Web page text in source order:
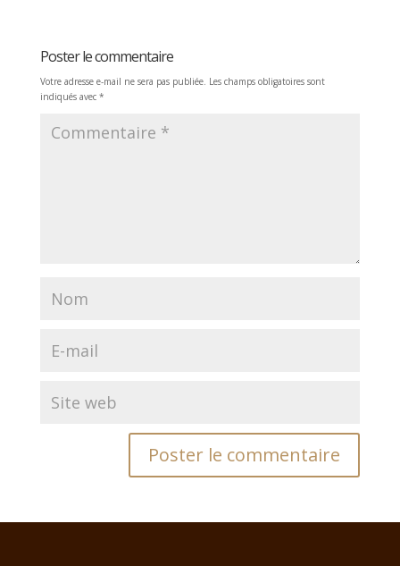
Poster le commentaire
Votre adresse e-mail ne sera pas publiée. Les champs obligatoires sont
indiqués avec *